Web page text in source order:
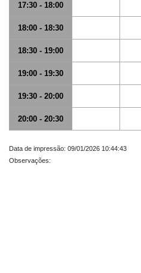
17:30 - 18:00
18:00 - 18:30
18:30 - 19:00
19:00 - 19:30
19:30 - 20:00
20:00 - 20:30
Data de impressão: 09/01/2026 10:44:43
Observações: